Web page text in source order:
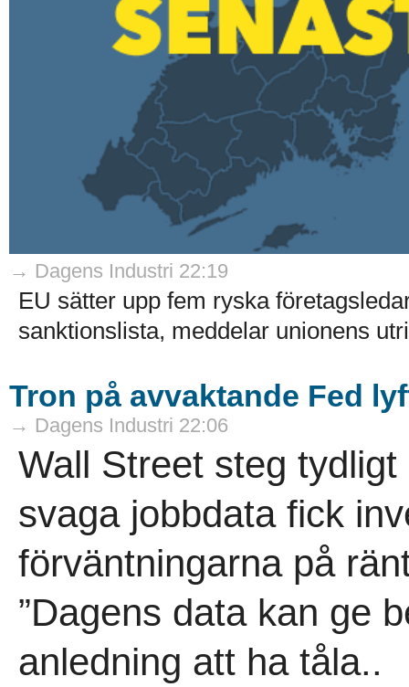
→ Dagens Industri 22:19
EU sätter upp fem ryska
sanktionslista, meddelar unionens
Tron på avvaktande Fed
→ Dagens Industri 22:06
Wall Street steg
svaga jobbdata fick
förväntningarna på
”Dagens data kan ge
anledning att ha tåla..